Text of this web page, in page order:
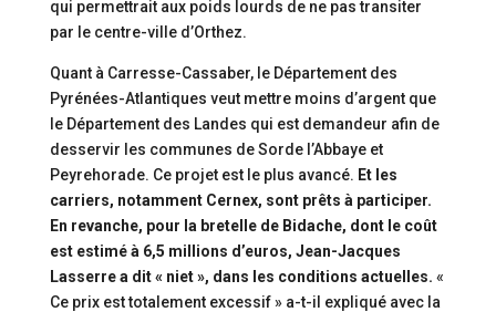
qui permettrait aux poids lourds de ne pas transiter
par le centre-ville d’Orthez.
Quant à Carresse-Cassaber, le Département des
Pyrénées-Atlantiques veut mettre moins d’argent que
le Département des Landes qui est demandeur afin de
desservir les communes de Sorde l’Abbaye et
Peyrehorade. Ce projet est le plus avancé. Et les
carriers, notamment Cernex, sont prêts à participer.
En revanche, pour la bretelle de Bidache, dont le coût
est estimé à 6,5 millions d’euros, Jean-Jacques
Lasserre a dit « niet », dans les conditions actuelles. «
Ce prix est totalement excessif » a-t-il expliqué avec la